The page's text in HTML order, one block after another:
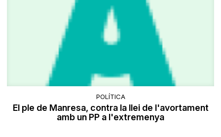
POLÍTICA
El ple de Manresa, contra la llei de l'avortament
amb un PP a l'extremenya